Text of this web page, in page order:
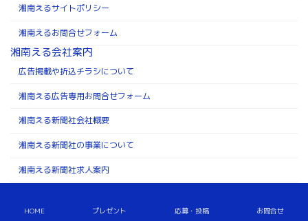
湘南えるサイトポリシー
湘南えるお問合せフォーム
湘南える会社案内
広告掲載や折込チラシについて
湘南える広告専用お問合せフォーム
湘南える新聞社会社概要
湘南える新聞社の事業について
湘南える新聞社求人案内
HOME プレゼント 応募・投稿 お問合せ